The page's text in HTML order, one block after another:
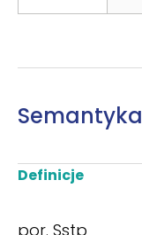
Semantyka
Definicje
por. Sstp